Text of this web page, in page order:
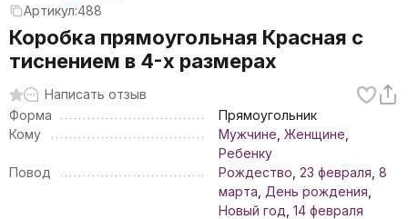
Артикул:488
Коробка прямоугольная Красная с
тиснением в 4-х размерах
Написать отзыв
Форма
Прямоугольник
Кому
Мужчине Женщине
Ребенку
Повод
Рождество 23 февраля 8
марта День рождения
Новый год 14 февраля